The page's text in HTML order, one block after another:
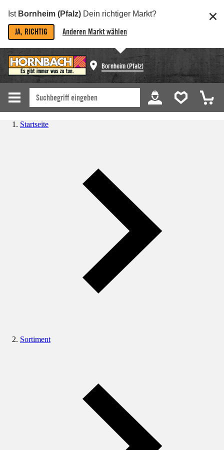
Ist Bornheim (Pfalz) Dein richtiger Markt?
JA, RICHTIG Anderen Markt wählen
Bornheim (Pfalz)
Startseite
Sortiment